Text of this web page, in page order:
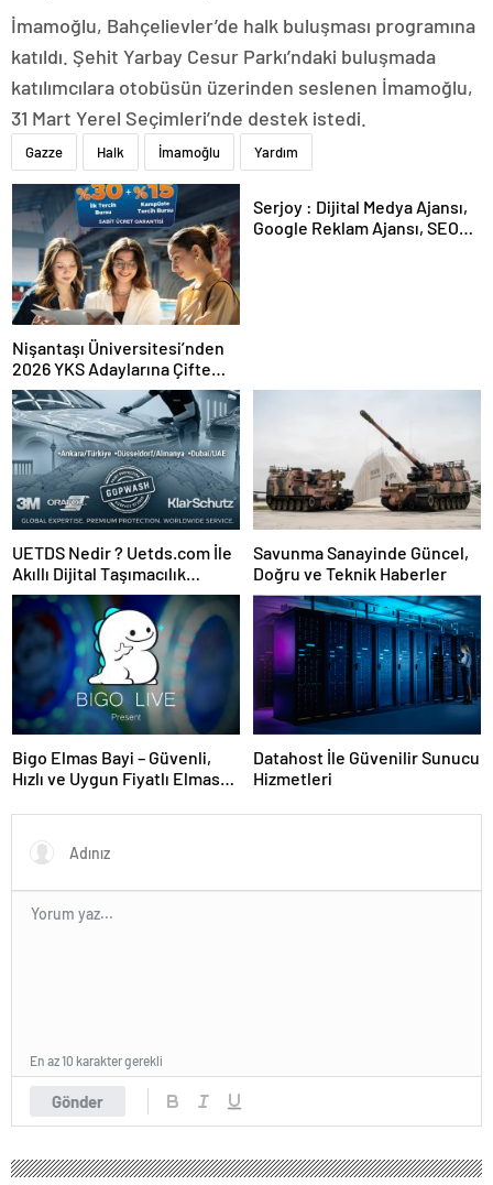
İmamoğlu, Bahçelievler’de halk buluşması programına
katıldı. Şehit Yarbay Cesur Parkı’ndaki buluşmada
katılımcılara otobüsün üzerinden seslenen İmamoğlu,
31 Mart Yerel Seçimleri’nde destek istedi.
Gazze Halk İmamoğlu Yardım
Nişantaşı Üniversitesi’nden
2026 YKS Adaylarına Çifte
Güvence: Sabit Ücret ve
Kesintisiz Burs
Serjoy : Dijital Medya Ajansı,
Google Reklam Ajansı, SEO
UETDS Nedir ? Uetds.com İle
Akıllı Dijital Taşımacılık
Yazılımı
Savunma Sanayinde Güncel,
Doğru ve Teknik Haberler
Bigo Elmas Bayi – Güvenli,
Hızlı ve Uygun Fiyatlı Elmas
Datahost İle Güvenilir Sunucu
Hizmetleri
Gönder
En az 10 karakter gerekli